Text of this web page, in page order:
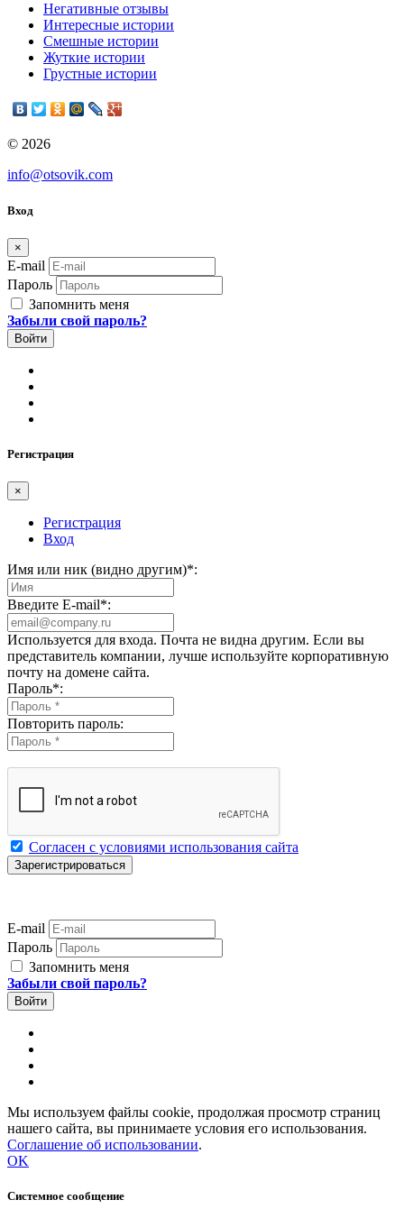
Негативные отзывы
Интересные истории
Смешные истории
Жуткие истории
Грустные истории
© 2026
info@otsovik.com
Вход
×
E-mail
Пароль
Запомнить меня
Забыли свой пароль?
Регистрация
×
Регистрация
Вход
Имя или ник (видно другим)*:
Введите E-mail*:
Используется для входа. Почта не видна другим. Если вы
представитель компании, лучше используйте корпоративную
почту на домене сайта.
Пароль*:
Повторить пароль:
Согласен с условиями использования сайта
E-mail
Пароль
Запомнить меня
Забыли свой пароль?
Мы используем файлы cookie, продолжая просмотр страниц
нашего сайта, вы принимаете условия его использования.
Соглашение об использовании.
OK
Системное сообщение